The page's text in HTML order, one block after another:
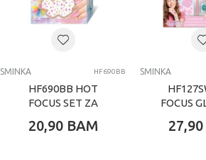
SMINKA HF690BB
HF690BB HOT
FOCUS SET ZA
20,90 BAM
SMINKA
FOCUS
27,90